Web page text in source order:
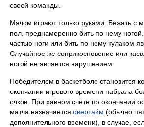
своей команды.
Мячом играют только руками. Бежать с
пол, преднамеренно бить по нему
частью ноги или бить по нему кулаком
Случайное же соприкосновение или
ногой не является нарушением.
Победителем в баскетболе становится
окончании игрового времени набрала
очков. При равном счёте по окончании
матча назначается овертайм (обычно
дополнительного времени), в случае,